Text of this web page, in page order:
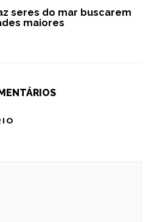
seres do mar buscarem
maiores